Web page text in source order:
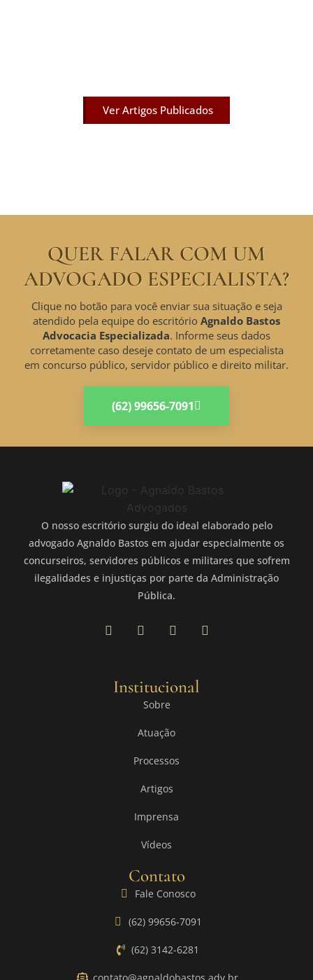
Ver Artigos Publicados
QUER FALAR COM UM
ADVOGADO ESPECIALISTA?
Clique no botão para você enviar sua situação e seja
atendido pela equipe do escritório Agnaldo Bastos
Advocacia Especializada. Informe seus dados
corretamente caso deseje contato de um especialista
em concurso público, servidor público e direito militar.
(62) 99656-7091
O nosso escritório surgiu do ideal elaborado pelo
advogado Agnaldo Bastos em ajudar especialmente os
concurseiros, servidores públicos e militares que sofrem
ilegalidades e injustiças por parte da Administração
Pública.
Institucional
Sobre
Atuação
Processos
Artigos
Imprensa
Vídeos
Contato
Fale Conosco
(62) 99656-7091
(62) 3142-6281